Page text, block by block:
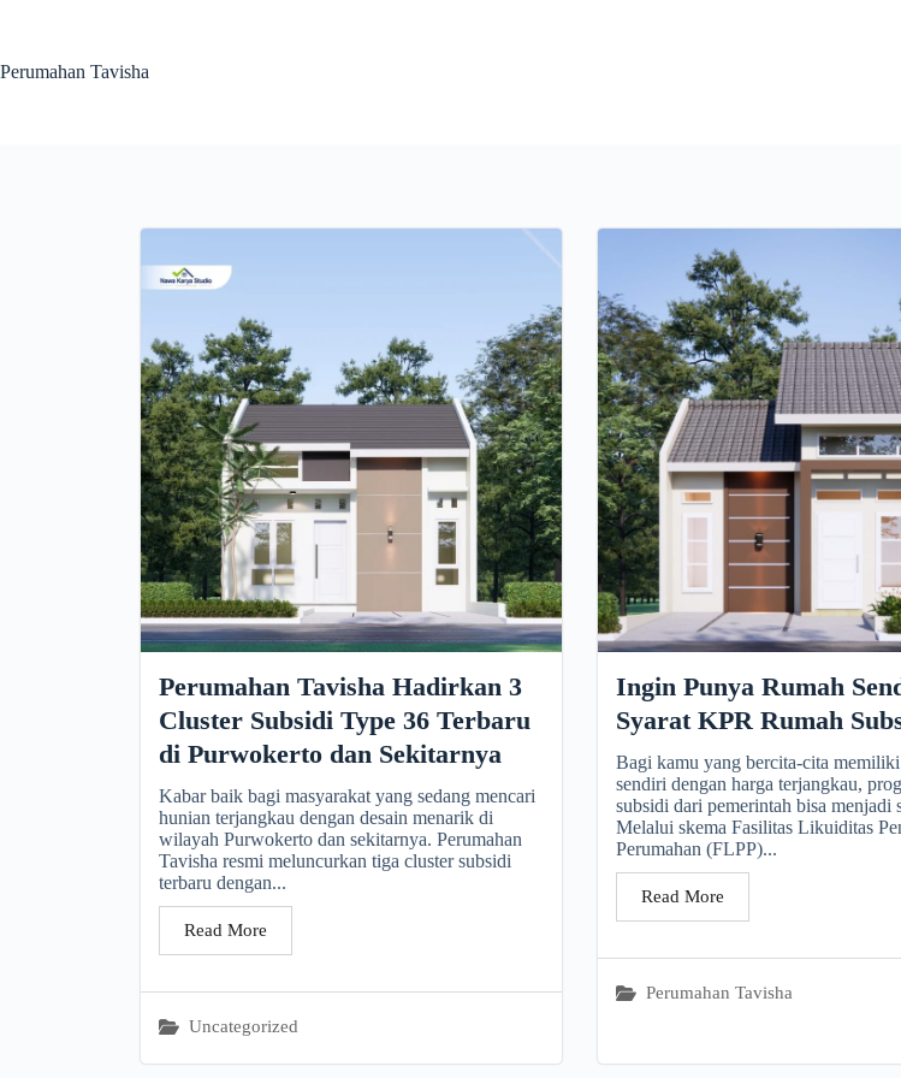
Perumahan Tavisha
Perumahan Tavisha Hadirkan 3
Cluster Subsidi Type 36 Terbaru
di Purwokerto dan Sekitarnya
Uncategorized
Kabar baik bagi masyarakat yang sedang mencari
hunian terjangkau dengan desain menarik di
wilayah Purwokerto dan sekitarnya. Perumahan
Tavisha resmi meluncurkan tiga cluster subsidi
terbaru dengan...
Read More
Ingin Punya Rumah
Syarat KPR Rumah
Perumahan Tavisha
Bagi kamu yang bercita-cita
sendiri dengan harga terjangkau,
subsidi dari pemerintah bisa menjadi
Melalui skema Fasilitas Likuiditas
Perumahan (FLPP)...
Read More